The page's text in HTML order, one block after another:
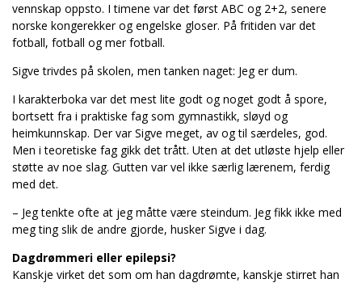
vennskap oppsto. I timene var det først ABC og 2+2, senere
norske kongerekker og engelske gloser. På fritiden var det
fotball, fotball og mer fotball.
Sigve trivdes på skolen, men tanken naget: Jeg er dum.
I karakterboka var det mest lite godt og noget godt å spore,
bortsett fra i praktiske fag som gymnastikk, sløyd og
heimkunnskap. Der var Sigve meget, av og til særdeles, god.
Men i teoretiske fag gikk det trått. Uten at det utløste hjelp eller
støtte av noe slag. Gutten var vel ikke særlig lærenem, ferdig
med det.
– Jeg tenkte ofte at jeg måtte være steindum. Jeg fikk ikke med
meg ting slik de andre gjorde, husker Sigve i dag.
Dagdrømmeri eller epilepsi?
Kanskje virket det som om han dagdrømte, kanskje stirret han